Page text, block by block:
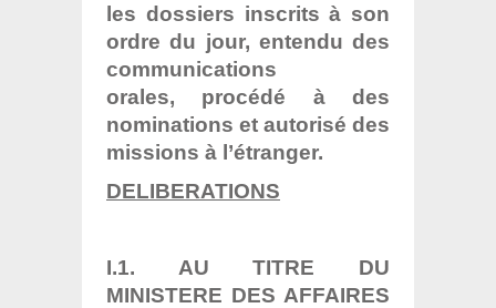
les dossiers inscrits à son
ordre du jour, entendu des
communications
orales, procédé à des
nominations et autorisé des
missions à l’étranger.
DELIBERATIONS
I.1. AU TITRE DU
MINISTERE DES AFFAIRES